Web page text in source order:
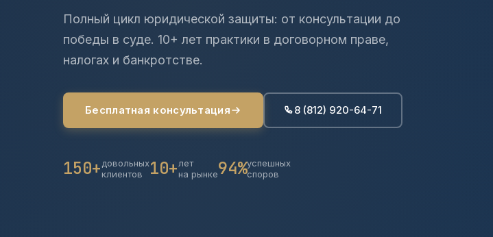
Полный цикл юридической защиты: от консультации до
победы в суде. 10+ лет практики в договорном праве,
налогах и банкротстве.
Бесплатная консультация 8 (812) 920-64-71
150+довольных
клиентов
10+лет
на рынке94%успешных
споров